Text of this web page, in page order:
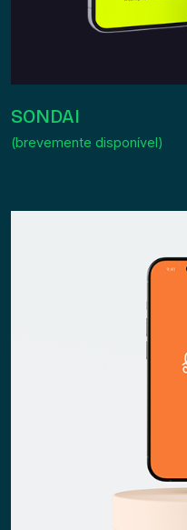
SONDAI
(brevemente disponível)